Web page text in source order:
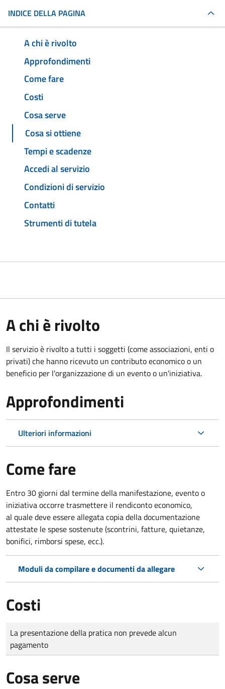
INDICE DELLA PAGINA
A chi è rivolto
Approfondimenti
Come fare
Costi
Cosa serve
Cosa si ottiene
Tempi e scadenze
Accedi al servizio
Condizioni di servizio
Contatti
Strumenti di tutela
A chi è rivolto
Il servizio è rivolto a tutti i soggetti (come associazioni, enti o
privati) che hanno ricevuto un contributo economico o un
beneficio per l'organizzazione di un evento o un'iniziativa.
Approfondimenti
Ulteriori informazioni
Come fare
Entro 30 giorni dal termine della manifestazione, evento o
iniziativa occorre trasmettere il rendiconto economico,
al quale deve essere allegata copia della documentazione
attestate le spese sostenute (scontrini, fatture, quietanze,
bonifici, rimborsi spese, ecc.).
Moduli da compilare e documenti da allegare
Costi
Tipo di pagamento
Importo
La presentazione della pratica non prevede alcun
pagamento
Cosa serve